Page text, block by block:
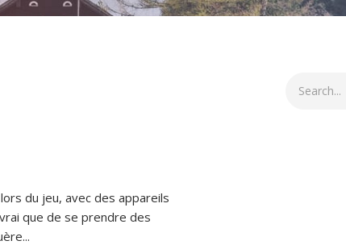
du jeu, avec des appareils
que de se prendre des
Rechercher